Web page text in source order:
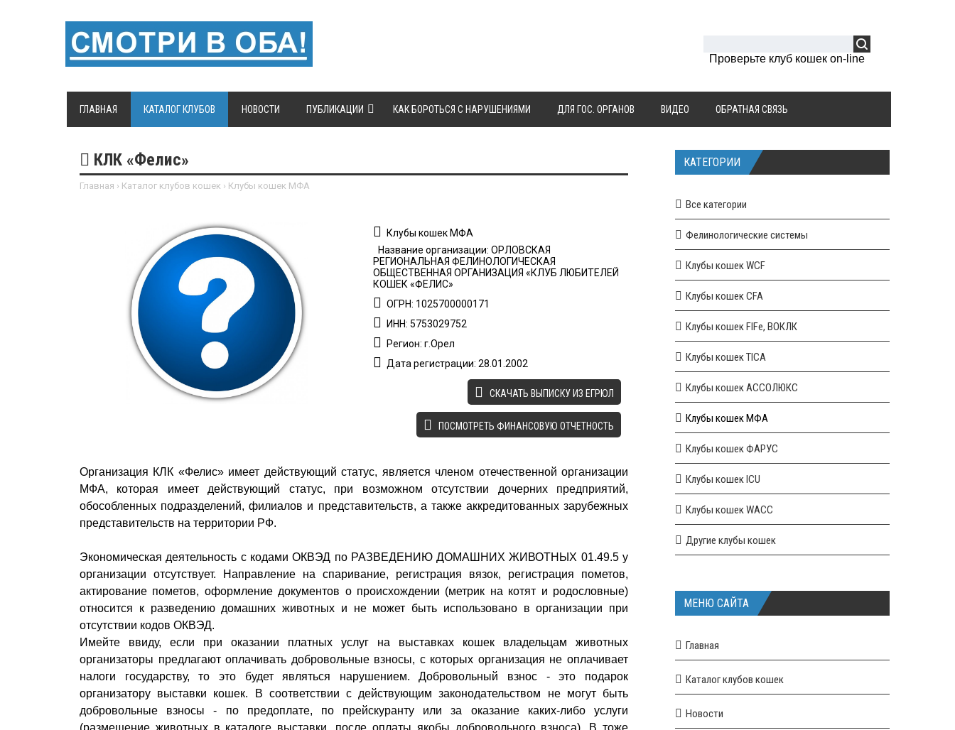
Проверьте клуб кошек on-line
ГЛАВНАЯ КАТАЛОГ КЛУБОВ НОВОСТИ ПУБЛИКАЦИИ КАК БОРОТЬСЯ С НАРУШЕНИЯМИ ДЛЯ ГОС. ОРГАНОВ ВИДЕО ОБРАТНАЯ СВЯЗЬ
КЛК «Фелис»
Главная › Каталог клубов кошек › Клубы кошек МФА
Клубы кошек МФА
Название организации: ОРЛОВСКАЯ
РЕГИОНАЛЬНАЯ ФЕЛИНОЛОГИЧЕСКАЯ
ОБЩЕСТВЕННАЯ ОРГАНИЗАЦИЯ «КЛУБ ЛЮБИТЕЛЕЙ
КОШЕК «ФЕЛИС»
ОГРН: 1025700000171
ИНН: 5753029752
Регион: г.Орел
Дата регистрации: 28.01.2002
CКАЧАТЬ ВЫПИСКУ ИЗ ЕГРЮЛ
ПОСМОТРЕТЬ ФИНАНСОВУЮ ОТЧЕТНОСТЬ
Организация КЛК «Фелис» имеет действующий статус, является членом отечественной организации
МФА, которая имеет действующий статус, при возможном отсутствии дочерних предприятий,
обособленных подразделений, филиалов и представительств, а также аккредитованных зарубежных
представительств на территории РФ.
Экономическая деятельность с кодами ОКВЭД по РАЗВЕДЕНИЮ ДОМАШНИХ ЖИВОТНЫХ 01.49.5 у
организации отсутствует. Направление на спаривание, регистрация вязок, регистрация пометов,
актирование пометов, оформление документов о происхождении (метрик на котят и родословные)
относится к разведению домашних животных и не может быть использовано в организации при
отсутствии кодов ОКВЭД.
Имейте ввиду, если при оказании платных услуг на выставках кошек владельцам животных
организаторы предлагают оплачивать добровольные взносы, с которых организация не оплачивает
налоги государству, то это будет являться нарушением. Добровольный взнос - это подарок
организатору выставки кошек. В соответствии с действующим законодательством не могут быть
добровольные взносы - по предоплате, по прейскуранту или за оказание каких-либо услуги
(размещение животных в каталоге выставки, после оплаты якобы добровольного взноса). В тоже
КАТЕГОРИИ
Все категории
Фелинологические системы
Клубы кошек WCF
Клубы кошек CFA
Клубы кошек FIFe, ВОКЛК
Клубы кошек TICA
Клубы кошек АССОЛЮКС
Клубы кошек МФА
Клубы кошек ФАРУС
Клубы кошек ICU
Клубы кошек WACC
Другие клубы кошек
МЕНЮ САЙТА
Главная
Каталог клубов кошек
Новости